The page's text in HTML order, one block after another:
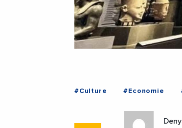
#Culture #Economie